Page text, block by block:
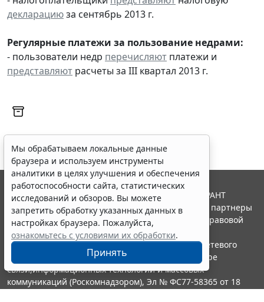
декларациюза сентябрь 2013 г.
Регулярные платежи за пользование недрами:
- пользователи недр перечисляют платежи и
представляют расчеты за III квартал 2013 г.
Мы обрабатываем локальные данные
браузера и используем инструменты
аналитики в целях улучшения и обеспечения
работоспособности сайта, статистических
исследований и обзоров. Вы можете
запретить обработку указанных данных в
настройках браузера. Пожалуйста,
ознакомьтесь с условиями их обработки.
Принять
© ООО "НПП "ГАРАНТ-СЕРВИС", 2026. Система ГАРАНТ
выпускается с 1990 года. Компания "Гарант" и ее партнеры
являются участниками Российской ассоциации правовой
информации ГАРАНТ.
Портал ГАРАНТ.РУ зарегистрирован в качестве сетевого
издания Федеральной службой по надзору в сфере
связи,информационных технологий и массовых
коммуникаций (Роскомнадзором), Эл № ФС77-58365 от 18